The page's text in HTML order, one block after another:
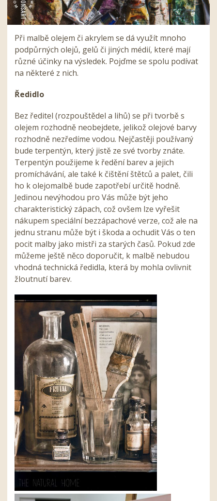
Při malbě olejem či akrylem se dá využít mnoho
podpůrných olejů, gelů či jiných médií, které mají
různé účinky na výsledek. Pojďme se spolu podívat
na některé z nich.
Ředidlo
Bez ředitel (rozpouštědel a lihů) se při tvorbě s
olejem rozhodně neobejdete, jelikož olejové barvy
rozhodně nezředíme vodou. Nejčastěji používaný
bude terpentýn, který jistě ze své tvorby znáte.
Terpentýn použijeme k ředění barev a jejich
promíchávání, ale také k čištění štětců a palet, čili
ho k olejomalbě bude zapotřebí určitě hodně.
Jedinou nevýhodou pro Vás může být jeho
charakteristický zápach, což ovšem lze vyřešit
nákupem speciální bezzápachové verze, což ale na
jednu stranu může být i škoda a ochudit Vás o ten
pocit malby jako mistři za starých časů. Pokud zde
můžeme ještě něco doporučit, k malbě nebudou
vhodná technická ředidla, která by mohla ovlivnit
žloutnutí barev.